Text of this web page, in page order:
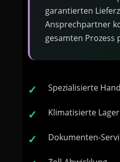
garantierten
Ansprechpartner
gesamten Prozess
Spezialisierte
Klimatisierte
Dokumenten-